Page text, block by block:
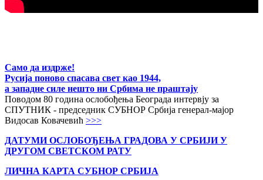
Само да издрже!
Русија поново спасава свет као 1944,
а западне силе нешто ни Србима не праштају
Поводом 80 година ослобођења Београда интервју за
СПУТНИК - председник СУБНОР Србија генерал-мајор
Видосав Ковачевић >>>
ДАТУМИ ОСЛОБОЂЕЊА ГРАДОВА У СРБИЈИ У
ДРУГОМ СВЕТСКОМ РАТУ
ЛИЧНА КАРТА СУБНОР СРБИЈА